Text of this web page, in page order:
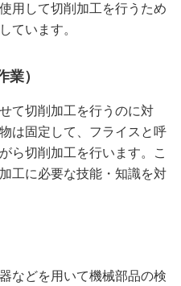
用して切削加工を行うため
ています。
）
て切削加工を行うのに対
は固定して、フライスと呼
ら切削加工を行います。こ
工に必要な技能・知識を対
などを用いて機械部品の検